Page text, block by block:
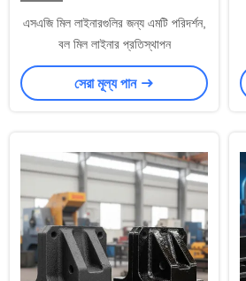
এসএজি মিল লাইনারগুলির জন্য এমটি পরিদর্শন,
বল মিল লাইনার প্রতিস্থাপন
সেরা মূল্য পান